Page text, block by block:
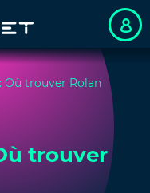
Où trouver Rolan
trouver